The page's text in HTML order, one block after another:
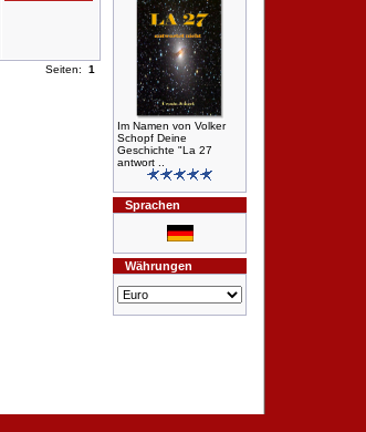
Seiten: 1
Im Namen von Volker
Schopf Deine
Geschichte "La 27
antwort ..
Sprachen
Währungen